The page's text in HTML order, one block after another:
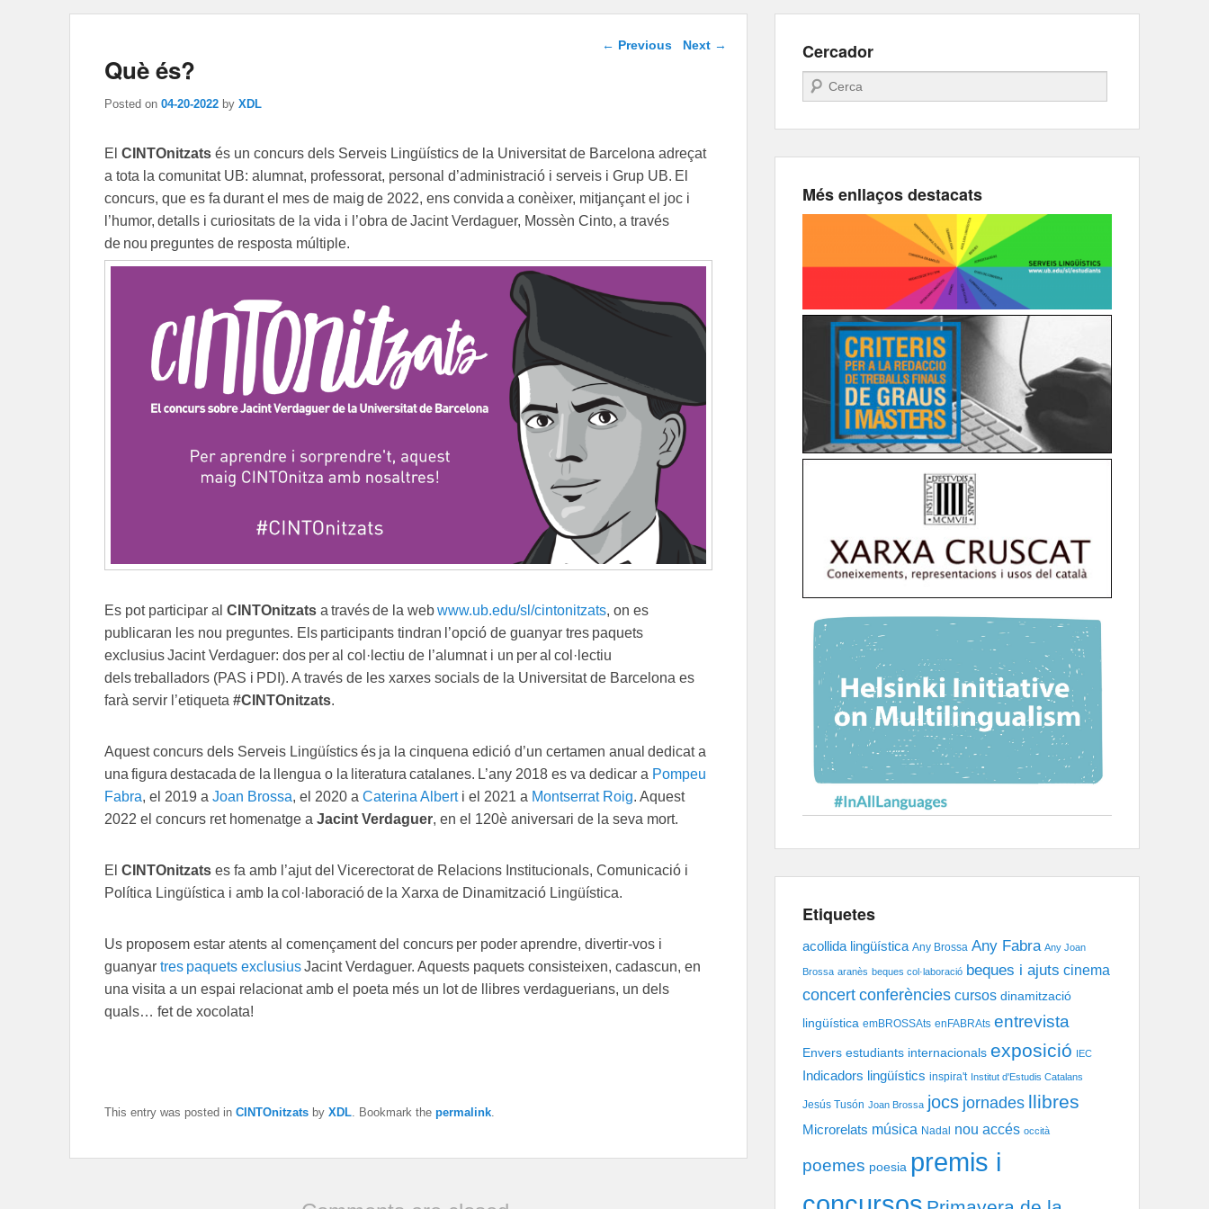
Post navigation
← Previous Next →
Què és?
Posted on 04-20-2022 by XDL
El CINTOnitzats és un concurs dels Serveis Lingüístics de la Universitat de Barcelona adreçat
a tota la comunitat UB: alumnat, professorat, personal d’administració i serveis i Grup UB. El
concurs, que es fa durant el mes de maig de 2022, ens convida a conèixer, mitjançant el joc i
l’humor, detalls i curiositats de la vida i l’obra de Jacint Verdaguer, Mossèn Cinto, a través
de nou preguntes de resposta múltiple.
Es pot participar al CINTOnitzats a través de la webwww.ub.edu/sl/cintonitzats, on es
publicaran les nou preguntes. Els participants tindran l’opció de guanyar tres paquets
exclusius Jacint Verdaguer: dos per al col·lectiu de l’alumnat i un per al col·lectiu
dels treballadors (PAS i PDI). A través de les xarxes socials de la Universitat de Barcelona es
farà servir l’etiqueta #CINTOnitzats.
Aquest concurs dels Serveis Lingüístics és ja la cinquena edició d’un certamen anual dedicat a
una figura destacada de la llengua o la literatura catalanes. L’any 2018 es va dedicar a Pompeu
Fabra, el 2019 a Joan Brossa, el 2020 a Caterina Alberti el 2021 a Montserrat Roig. Aquest
2022 el concurs ret homenatge a Jacint Verdaguer, en el 120è aniversari de la seva mort.
El CINTOnitzats es fa amb l’ajut del Vicerectorat de Relacions Institucionals, Comunicació i
Política Lingüística i amb la col·laboració de la Xarxa de Dinamització Lingüística.
Us proposem estar atents al començament del concurs per poder aprendre, divertir-vos i
guanyar tres paquets exclusiusJacint Verdaguer. Aquests paquets consisteixen, cadascun, en
una visita a un espai relacionat amb el poeta més un lot de llibres verdaguerians, un dels
quals… fet de xocolata!
This entry was posted in CINTOnitzats by XDL. Bookmark the permalink.
Cercador
Search
Més enllaços destacats
Etiquetes
acollida lingüística Any Brossa Any Fabra Any Joan
Brossa aranès beques col·laboració beques i ajuts cinema
concert conferències cursos dinamització
lingüística emBROSSAts enFABRAts entrevista
Envers estudiants internacionals exposició IEC
Indicadors lingüístics inspira't Institut d'Estudis Catalans
Jesús Tusón Joan Brossa jocs jornades llibres
Microrelats música Nadal nou accés occità
poemes poesia premis i